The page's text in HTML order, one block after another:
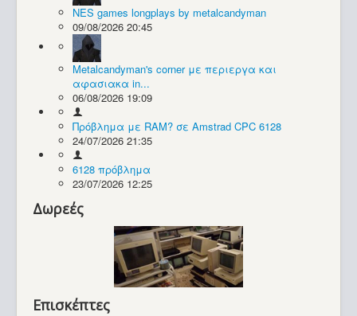
Ιστορία
Hardware >>
NES games longplays by metalcandyman
09/08/2026 20:45
Metalcandyman's corner με περιεργα και
αφασιακα in...
06/08/2026 19:09
Πρόβλημα με RAM? σε Amstrad CPC 6128
24/07/2026 21:35
6128 πρόβλημα
23/07/2026 12:25
Δωρεές
Επισκέπτες